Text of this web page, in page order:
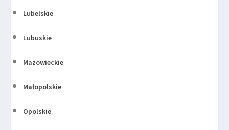
Lubelskie
Lubuskie
Mazowieckie
Małopolskie
Opolskie